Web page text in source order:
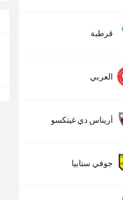
قرطبة
العربي
أريناس دي غيتكسو
جوفي ستابيا